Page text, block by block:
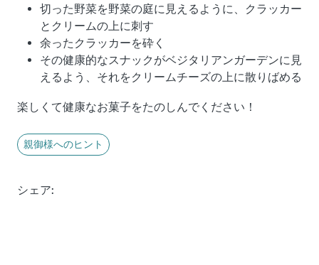
切った野菜を野菜の庭に見えるように、クラッカー
とクリームの上に刺す
余ったクラッカーを砕く
その健康的なスナックがベジタリアンガーデンに見
えるよう、それをクリームチーズの上に散りばめる
楽しくて健康なお菓子をたのしんでください！
親御様へのヒント
シェア: